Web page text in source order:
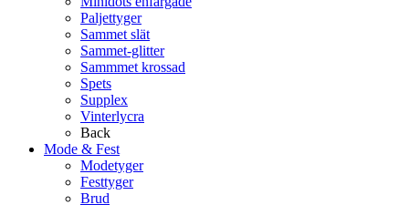
Paljettyger
Sammet slät
Sammet-glitter
Sammmet krossad
Spets
Supplex
Vinterlycra
Back
Mode & Fest
Modetyger
Festtyger
Brud